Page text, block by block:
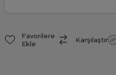
Favorilere
Ekle
Karşılaştır